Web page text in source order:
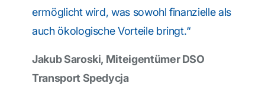
ermöglicht wird, was sowohl finanzielle als
auch ökologische Vorteile bringt.“
Jakub Saroski, Miteigentümer DSO
Transport Spedycja